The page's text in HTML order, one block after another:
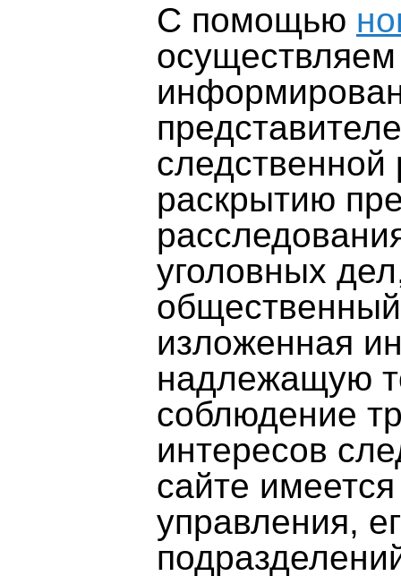
С помощью
раскрытию
уголовных
изложенная
надлежащую
соблюдение
интересов
сайте
управления,